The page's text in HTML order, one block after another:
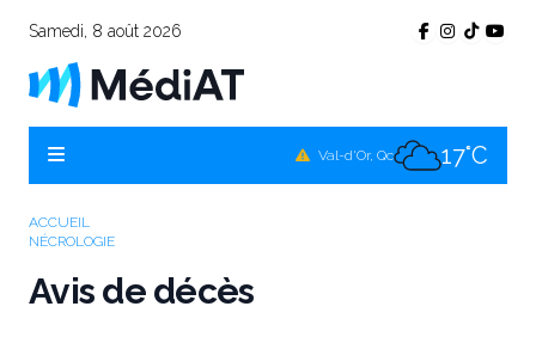
Samedi, 8 août 2026
Val-d'Or, Qc 17°C
ACCUEIL
NÉCROLOGIE
Avis de décès